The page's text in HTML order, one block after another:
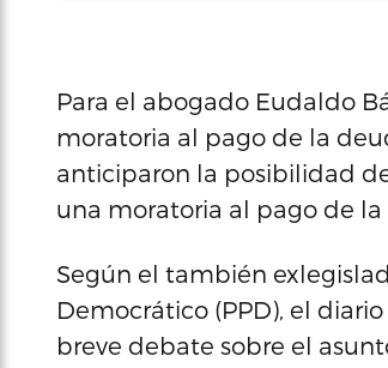
Para el abogado Eudaldo
moratoria al pago de la
anticiparon la posibilidad
una moratoria al pago de la
Según el también
Democrático (PPD), el
breve debate sobre el